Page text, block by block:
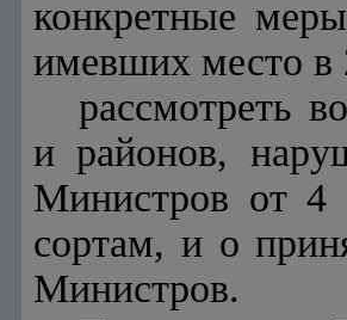
конкретные
имевших место в
рассмотреть
и районов,
Министров от 4
сортам, и о
Министров.